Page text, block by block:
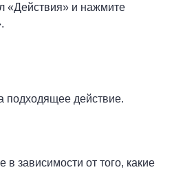
«Действия» и нажмите
подходящее действие.
в зависимости от того, какие